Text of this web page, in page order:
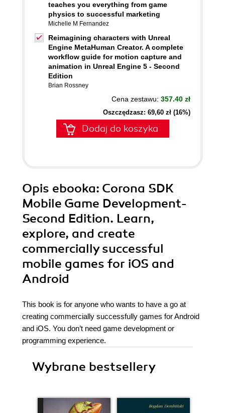
teaches you everything from game
physics to successful marketing
Michelle M Fernandez
Reimagining characters with Unreal
Engine MetaHuman Creator. A complete
workflow guide for motion capture and
animation in Unreal Engine 5 - Second
Edition
Brian Rossney
Cena zestawu: 357.40 zł
Oszczędzasz: 69,60 zł (16%)
Dodaj do koszyka
Opis ebooka: Corona SDK
Mobile Game Development-
Second Edition. Learn,
explore, and create
commercially successful
mobile games for iOS and
Android
This book is for anyone who wants to have a go at
creating commercially successfully games for Android
and iOS. You don’t need game development or
programming experience.
Wybrane bestsellery